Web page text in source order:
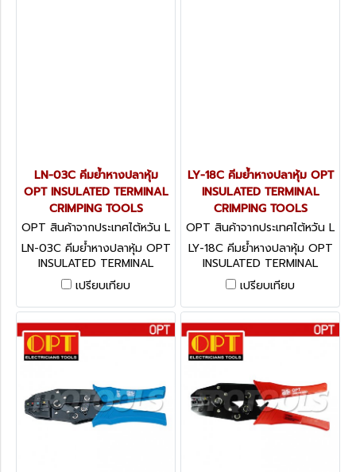
LN-03C คีมย้ำหางปลาหุ้ม
OPT INSULATED TERMINAL
CRIMPING TOOLS
OPT สินค้าจากประเทศไต้หวัน L
N-03C
LN-03C คีมย้ำหางปลาหุ้ม OPT
INSULATED TERMINAL
CRIMPING TOOLS
เปรียบเทียบ
LY-18C คีมย้ำหางปลาหุ้ม OPT
INSULATED TERMINAL
CRIMPING TOOLS
OPT สินค้าจากประเทศไต้หวัน L
Y-18C
LY-18C คีมย้ำหางปลาหุ้ม OPT
INSULATED TERMINAL
CRIMPING TOOLS
เปรียบเทียบ